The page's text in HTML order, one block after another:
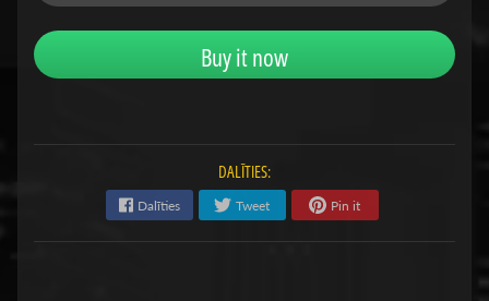
Buy it now
DALĪTIES:
Dalīties Tweet Pin it